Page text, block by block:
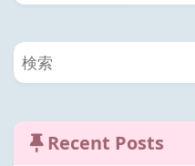
Recent Posts